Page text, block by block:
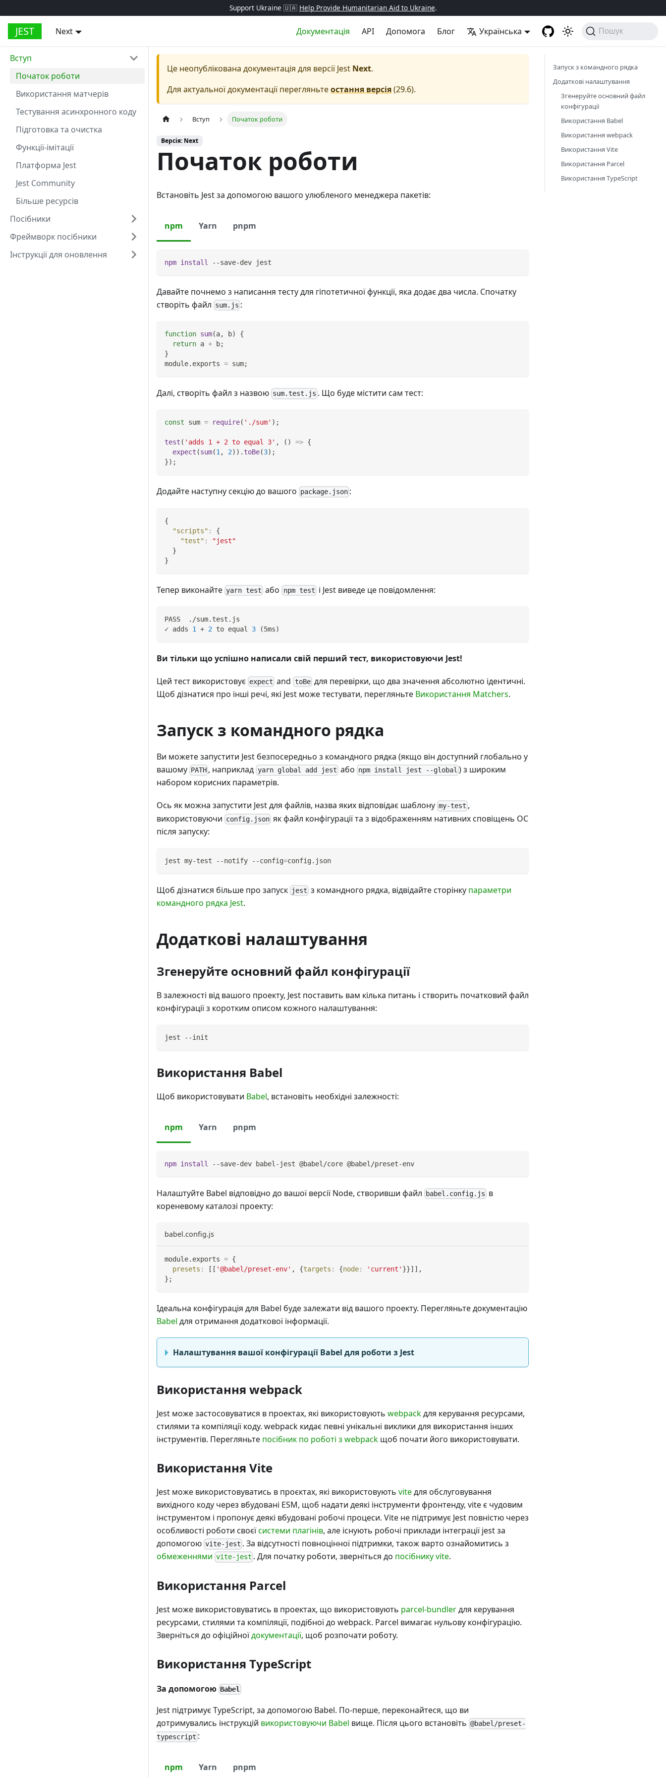
Support Ukraine 🇺🇦 Help Provide Humanitarian Aid to Ukraine.
JEST Next Документація API Допомога Блог Українська Пошук
Вступ
Початок роботи
Використання матчерів
Тестування асинхронного коду
Підготовка та очистка
Функції-імітації
Платформа Jest
Jest Community
Більше ресурсів
Посібники
Фреймворк посібники
Інструкції для оновлення
Це неопублікована документація для версіїJest Next.
Для актуальної документації перегляньтеостання версія(29.6).
Вступ Початок роботи
Версія: Next
Початок роботи
Встановіть Jest за допомогою вашого улюбленого менеджера пакетів:
npm Yarn pnpm
npm install --save-dev jest
Давайте почнемо з написання тесту для гіпотетичної функції, яка додає два числа. Спочатку
створіть файл sum.js :
function sum(a, b)
{
return a + b;
}
module. exports = sum;
Далі, створіть файл з назвою sum.test.js . Що буде містити сам тест:
const sum = require( './sum' ) ;
test ( 'adds 1 + 2 to equal 3' , ( ) => {
expect (sum(1, 2) ) . toBe(3) ;
}) ;
Додайте наступну секцію до вашого package.json :
{
"scripts" :
{
"test" :
"jest"
}
}
Тепер виконайте yarn test або npm test і Jest виведе це повідомлення:
PASS  ./sum.test.js
✓ adds 1 + 2 to equal 3 (5ms)
Ви тільки що успішно написали свій перший тест, використовуючи Jest!
Цей тест використовує expect and toBeдля перевірки, що два значення абсолютно ідентичні.
Щоб дізнатися про інші речі, які Jest може тестувати, перегляньте Використання Matchers.
Запуск з командного рядка
Ви можете запустити Jest безпосередньо з командного рядка (якщо він доступний глобально у
вашому PATH , наприклад yarn global add jest або npm install jest --global ) з широким
набором корисних параметрів.
Ось як можна запустити Jest для файлів, назва яких відповідає шаблону my-test ,
використовуючи config.json як файл конфігурації та з відображенням нативних сповіщень ОС
після запуску:
jest my-test --notify --config=config.json
Щоб дізнатися більше про запуск jest з командного рядка, відвідайте сторінку параметри
командного рядка Jest.
Додаткові налаштування
Згенеруйте основний файл конфігурації
В залежності від вашого проекту, Jest поставить вам кілька питань і створить початковий файл
конфігурації з коротким описом кожного налаштування:
jest --init
Використання Babel
Щоб використовувати Babel, встановіть необхідні залежності:
npm Yarn pnpm
npm install --save-dev babel-jest @babel/core @babel/preset-env
Налаштуйте Babel відповідно до вашої версії Node, створивши файл babel.config.js в
кореневому каталозі проекту:
babel.config.js
module. exports = {
presets : [ [ '@babel/preset-env' , {targets : {node: 'current' }}] ] ,
} ;
Ідеальна конфігурація для Babel буде залежати від вашого проекту. Перегляньте документацію
Babel для отримання додаткової інформації.
Налаштування вашої конфігурації Babel для роботи з Jest
Використання webpack
Jest може застосовуватися в проектах, які використовують webpackдля керування ресурсами,
стилями та компіляції коду. webpack кидає певні унікальні виклики для використання інших
інструментів. Перегляньте посібник по роботі з webpack щоб почати його використовувати.
Використання Vite
Jest може використовуватись в проєктах, які використовують viteдля обслуговування
вихідного коду через вбудовані ESM, щоб надати деякі інструменти фронтенду, vite є чудовим
інструментом і пропонує деякі вбудовані робочі процеси. Vite не підтримує Jest повністю через
особливості роботи своєїсистеми плагінів, але існують робочі приклади інтеграції jest за
допомогою vite-jest . За відсутності повноцінної підтримки, також варто ознайомитись з
обмеженнями vite-jest . Для початку роботи, зверніться до посібнику vite.
Використання Parcel
Jest може використовуватись в проектах, що використовують parсel-bundlerдля керування
ресурсами, стилями та компіляції, подібної до webpack. Parcel вимагає нульову конфігурацію.
Зверніться до офіційноїдокументації, щоб розпочати роботу.
Використання TypeScript
За допомогою Babel
Jest підтримує TypeScript, за допомогою Babel. По-перше, переконайтеся, що ви
дотримувались інструкцій використовуючи Babel вище. Після цього встановіть @babel/preset-
typescript :
npm Yarn pnpm
Запуск з командного рядка
Додаткові налаштування
Згенеруйте основний файл
конфігурації
Використання Babel
Використання webpack
Використання Vite
Використання Parcel
Використання TypeScript